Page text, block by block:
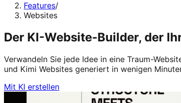
Features/
Websites
Der KI-Website-Builder, der
Verwandeln Sie jede Idee in eine Traum-
und Kimi Websites generiert in wenigen
Mit KI erstellen